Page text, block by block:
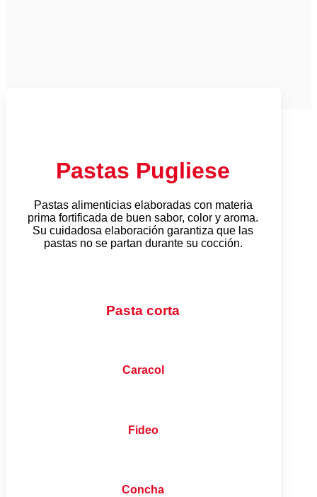
Pastas Pugliese
Pastas alimenticias elaboradas con materia
prima fortificada de buen sabor, color y aroma.
Su cuidadosa elaboración garantiza que las
pastas no se partan durante su cocción.
Pasta corta
Caracol
Fideo
Concha